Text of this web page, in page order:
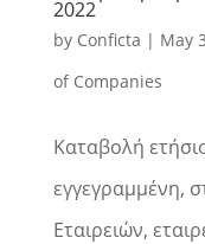
2022
by Conficta | May
of Companies
Καταβολή
εγγεγραμμένη,
Εταιρειών,